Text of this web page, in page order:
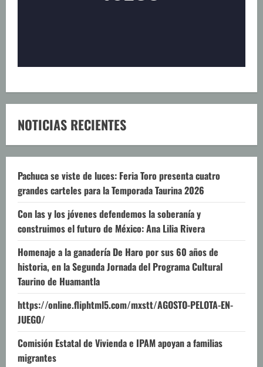
NOTICIAS RECIENTES
Pachuca se viste de luces: Feria Toro presenta cuatro
grandes carteles para la Temporada Taurina 2026
Con las y los jóvenes defendemos la soberanía y
construimos el futuro de México: Ana Lilia Rivera
Homenaje a la ganadería De Haro por sus 60 años de
historia, en la Segunda Jornada del Programa Cultural
Taurino de Huamantla
https://online.fliphtml5.com/mxstt/AGOSTO-PELOTA-EN-
JUEGO/
Comisión Estatal de Vivienda e IPAM apoyan a familias
migrantes